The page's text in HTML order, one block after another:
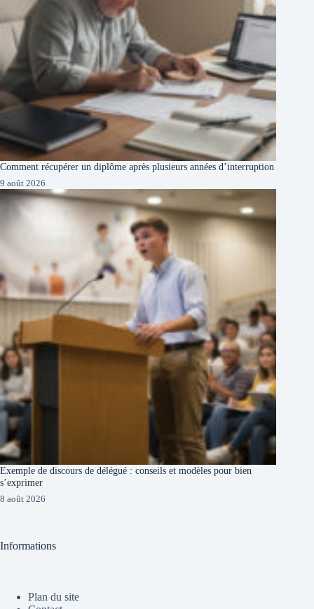
Comment récupérer un diplôme après plusieurs années d’interruption
9 août 2026
Exemple de discours de délégué : conseils et modèles pour bien
s’exprimer
8 août 2026
Informations
Plan du site